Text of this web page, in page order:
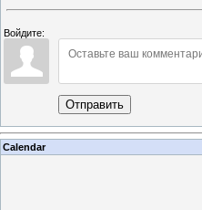
Войдите:
Отправить
Calendar